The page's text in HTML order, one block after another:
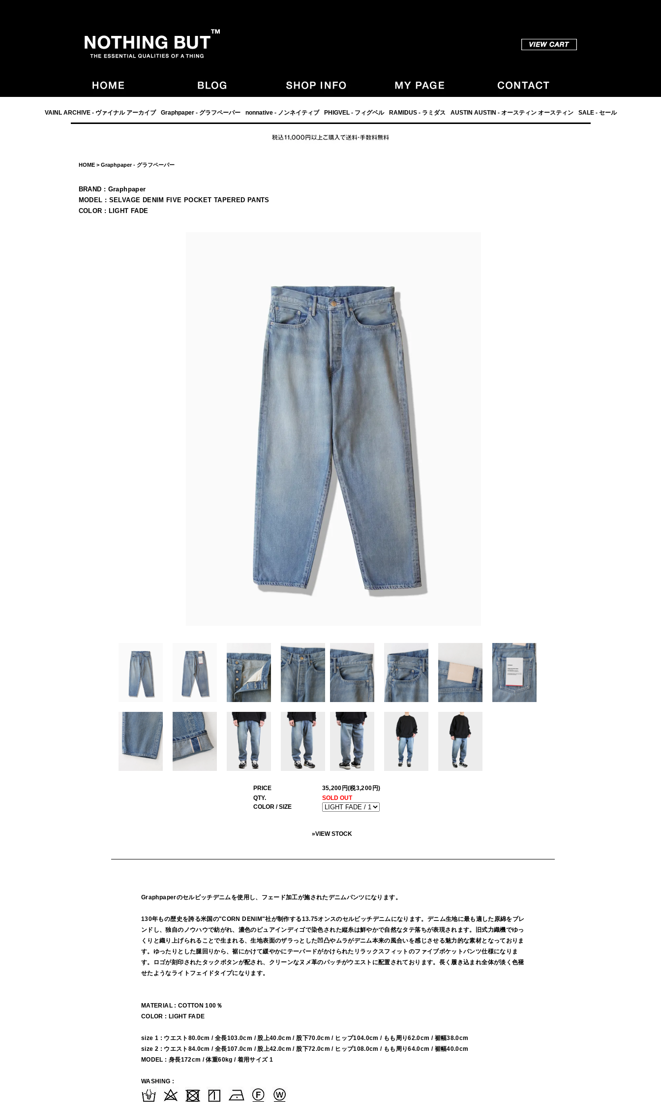
VAINL ARCHIVE - ヴァイナル アーカイブ Graphpaper - グラフペーパー nonnative - ノンネイティブ PHIGVEL - フィグベル RAMIDUS - ラミダス AUSTIN AUSTIN - オースティン オースティン SALE - セール
HOME> Graphpaper - グラフペーパー
BRAND : Graphpaper
MODEL : SELVAGE DENIM FIVE POCKET TAPERED PANTS
COLOR : LIGHT FADE
PRICE
35,200円(税3,200円)
QTY.
SOLD OUT
COLOR / SIZE
»VIEW STOCK
Graphpaperのセルビッチデニムを使用し、フェード加工が施されたデニムパンツになります。
130年もの歴史を誇る米国の"CORN DENIM"社が制作する13.75オンスのセルビッチデニムになります。デニム生地に最も適した原綿をブレ
ンドし、独自のノウハウで紡がれ、濃色のピュアインディゴで染色された縦糸は鮮やかで自然なタテ落ちが表現されます。旧式力織機でゆっ
くりと織り上げられることで生まれる、生地表面のザラっとした凹凸やムラがデニム本来の風合いを感じさせる魅力的な素材となっておりま
す。ゆったりとした腿回りから、裾にかけて緩やかにテーパードがかけられたリラックスフィットのファイブポケットパンツ仕様になりま
す。ロゴが刻印されたタックボタンが配され、クリーンなヌメ革のパッチがウエストに配置されております。長く履き込まれ全体が淡く色褪
せたようなライトフェイドタイプになります。
MATERIAL : COTTON 100％
COLOR : LIGHT FADE
size 1 : ウエスト80.0cm / 全長103.0cm / 股上40.0cm / 股下70.0cm / ヒップ104.0cm / もも周り62.0cm / 裾幅38.0cm
size 2 : ウエスト84.0cm / 全長107.0cm / 股上42.0cm / 股下72.0cm / ヒップ108.0cm / もも周り64.0cm / 裾幅40.0cm
MODEL : 身長172cm / 体重60kg / 着用サイズ 1
WASHING :